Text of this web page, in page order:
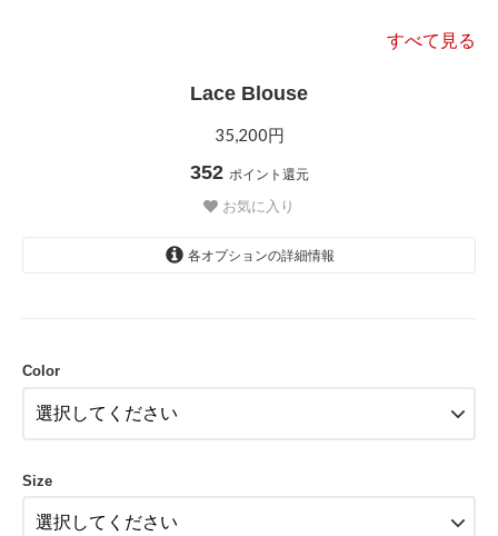
すべて見る
Lace Blouse
35,200円
352 ポイント還元
お気に入り
各オプションの詳細情報
Color
Size